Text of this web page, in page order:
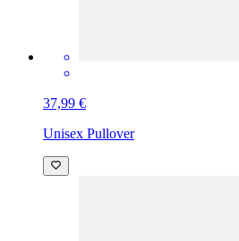
37,99 €
Unisex Pullover